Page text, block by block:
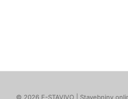
© 2026 E-STAVIVO | Stavebniny